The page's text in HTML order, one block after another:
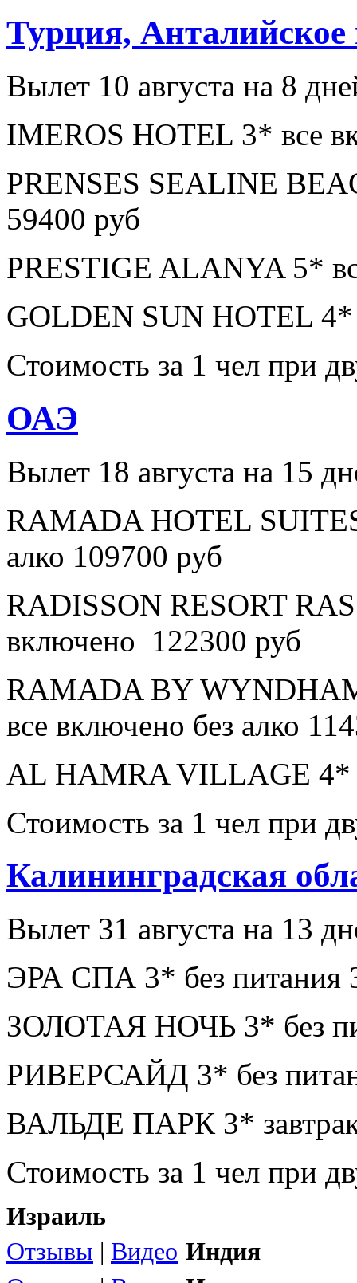
Турция, Анталийское
Вылет 10 августа на 8
IMEROS HOTEL 3* все
PRENSES SEALINE
59400 руб
PRESTIGE ALANYA 5*
GOLDEN SUN HOTEL 4*
Стоимость за 1 чел при
ОАЭ
Вылет 18 августа на 15
RAMADA HOTEL
алко 109700 руб
RADISSON RESORT
включено 122300 руб
RAMADA BY
все включено без алко
AL HAMRA VILLAGE 4*
Стоимость за 1 чел при
Калининградская
Вылет 31 августа на 13
ЭРА СПА 3* без питания
ЗОЛОТАЯ НОЧЬ 3* без
РИВЕРСАЙД 3* без
ВАЛЬДЕ ПАРК 3*
Стоимость за 1 чел при
Израиль
Отзывы | Видео Индия